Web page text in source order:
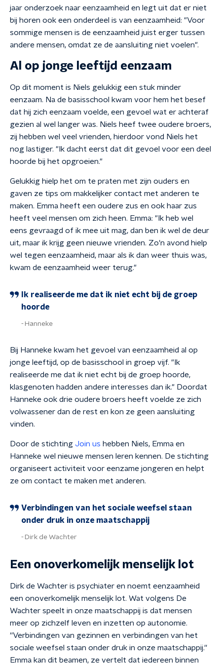
jaar onderzoek naar eenzaamheid en legt uit dat er niet
bij horen ook een onderdeel is van eenzaamheid: "Voor
sommige mensen is de eenzaamheid juist erger tussen
andere mensen, omdat ze de aansluiting niet voelen".
Al op jonge leeftijd eenzaam
Op dit moment is Niels gelukkig een stuk minder
eenzaam. Na de basisschool kwam voor hem het besef
dat hij zich eenzaam voelde, een gevoel wat er achteraf
gezien al wel langer was. Niels heef twee oudere broers,
zij hebben wel veel vrienden, hierdoor vond Niels het
nog lastiger. "Ik dacht eerst dat dit gevoel voor een deel
hoorde bij het opgroeien."
Gelukkig hielp het om te praten met zijn ouders en
gaven ze tips om makkelijker contact met anderen te
maken. Emma heeft een oudere zus en ook haar zus
heeft veel mensen om zich heen. Emma: "Ik heb wel
eens gevraagd of ik mee uit mag, dan ben ik wel de deur
uit, maar ik krijg geen nieuwe vrienden. Zo'n avond hielp
wel tegen eenzaamheid, maar als ik dan weer thuis was,
kwam de eenzaamheid weer terug."
Ik realiseerde me dat ik niet echt bij de groep
hoorde
Hanneke
Bij Hanneke kwam het gevoel van eenzaamheid al op
jonge leeftijd, op de basisschool in groep vijf. "Ik
realiseerde me dat ik niet echt bij de groep hoorde,
klasgenoten hadden andere interesses dan ik." Doordat
Hanneke ook drie oudere broers heeft voelde ze zich
volwassener dan de rest en kon ze geen aansluiting
vinden.
Door de stichting Join us hebben Niels, Emma en
Hanneke wel nieuwe mensen leren kennen. De stichting
organiseert activiteit voor eenzame jongeren en helpt
ze om contact te maken met anderen.
Verbindingen van het sociale weefsel staan
onder druk in onze maatschappij
Dirk de Wachter
Een onoverkomelijk menselijk lot
Dirk de Wachter is psychiater en noemt eenzaamheid
een onoverkomelijk menselijk lot. Wat volgens De
Wachter speelt in onze maatschappij is dat mensen
meer op zichzelf leven en inzetten op autonomie.
''Verbindingen van gezinnen en verbindingen van het
sociale weefsel staan onder druk in onze maatschappij.''
Emma kan dit beamen, ze vertelt dat iedereen binnen